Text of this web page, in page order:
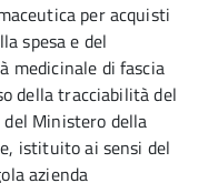
per acquisti
spesa e del
medicinale di fascia
della tracciabilità del
del Ministero della
istituito ai sensi del
azienda